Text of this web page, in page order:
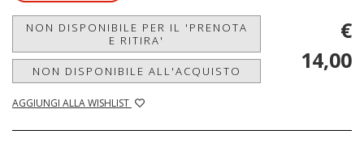
NON DISPONIBILE PER IL 'PRENOTA
E RITIRA'
NON DISPONIBILE ALL'ACQUISTO
AGGIUNGI ALLA WISHLIST
€
14,00